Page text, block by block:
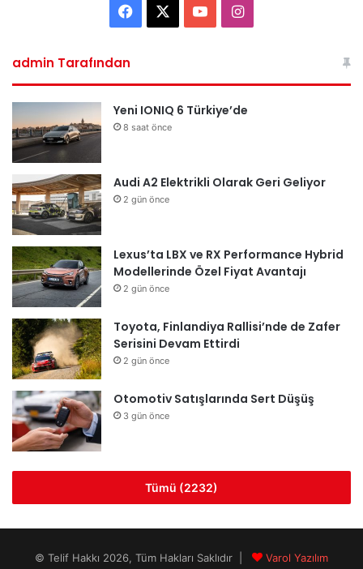
Facebook YouTubeInstagram
admin Tarafından
Yeni IONIQ 6 Türkiye’de
8 saat önce
Audi A2 Elektrikli Olarak Geri Geliyor
2 gün önce
Lexus’ta LBX ve RX Performance Hybrid
Modellerinde Özel Fiyat Avantajı
2 gün önce
Toyota, Finlandiya Rallisi’nde de Zafer
Serisini Devam Ettirdi
2 gün önce
Otomotiv Satışlarında Sert Düşüş
3 gün önce
Tümü (2232)
© Telif Hakkı 2026, Tüm Hakları Saklıdır | Varol Yazılım